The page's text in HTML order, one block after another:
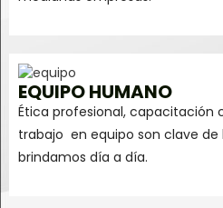
EQUIPO HUMANO
Ética profesional, capacitación
trabajo en equipo son clave de
brindamos día a día.